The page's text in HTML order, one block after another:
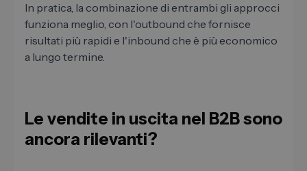
In pratica, la combinazione di entrambi gli approcci
funziona meglio, con l'outbound che fornisce
risultati più rapidi e l'inbound che è più economico
a lungo termine.
Le vendite in uscita nel B2B sono
ancora rilevanti?